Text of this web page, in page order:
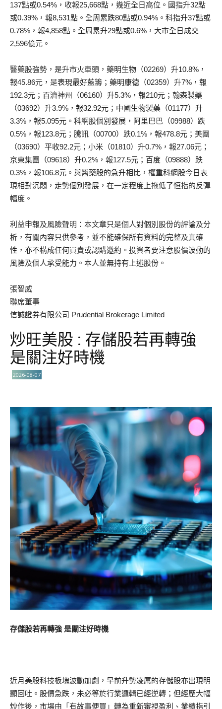
137點或0.54%，收報25,668點，幾近全日高位。國指升32點
或0.39%，報8,531點。全周累跌80點或0.94%。科指升37點或
0.78%，報4,858點。全周累升29點或0.6%，大市全日成交
2,596億元。
醫藥股強勢，是升市火車頭，藥明生物（02269）升10.8%，
報45.86元，是表現最好藍籌；藥明康德（02359）升7%，報
192.3元；百濟神州（06160）升5.3%，報210元；翰森製藥
（03692）升3.9%，報32.92元；中國生物製藥（01177）升
3.3%，報5.095元。科網股個別發展，阿里巴巴（09988）跌
0.5%，報123.8元；騰訊（00700）跌0.1%，報478.8元；美團
（03690）平收92.2元；小米（01810）升0.7%，報27.06元；
京東集團（09618）升0.2%，報127.5元；百度（09888）跌
0.3%，報106.8元。與醫藥股的急升相比，權重科網股今日表
現相對沉悶，走勢個別發展，在一定程度上拖低了恒指的反彈
幅度。
利益申報及風險聲明：本文章只是個人對個別股份的評論及分
析，有關內容只供參考，並不能確保所有資料的完整及真確
性，亦不構成任何買賣或認購邀約。投資者要注意股價波動的
風險及個人承受能力。本人並無持有上述股份。
張智威
聯席董事
信誠證券有限公司 Prudential Brokerage Limited
炒旺美股 : 存儲股若再轉強
是關注好時機
2026-08-07
存儲股若再轉強 是關注好時機
近月美股科技板塊波動加劇，早前升勢凌厲的存儲股亦出現明
顯回吐。股價急跌，未必等於行業邏輯已經逆轉；但經歷大幅
炒作後，市場由「有故事便買」轉為重新審視盈利、業績指引